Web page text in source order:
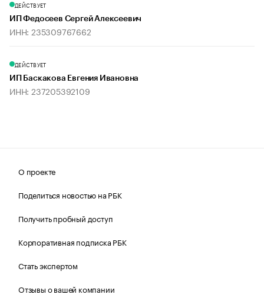
ДЕЙСТВУЕТ
ИП Федосеев Сергей Алексеевич
ИНН: 235309767662
ДЕЙСТВУЕТ
ИП Баскакова Евгения Ивановна
ИНН: 237205392109
О проекте
Поделиться новостью на РБК
Получить пробный доступ
Корпоративная подписка РБК
Стать экспертом
Отзывы о вашей компании